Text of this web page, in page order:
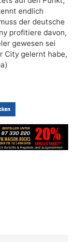
endlich
der deutsche
profitiere davon,
gewesen sei
City gelernt habe,